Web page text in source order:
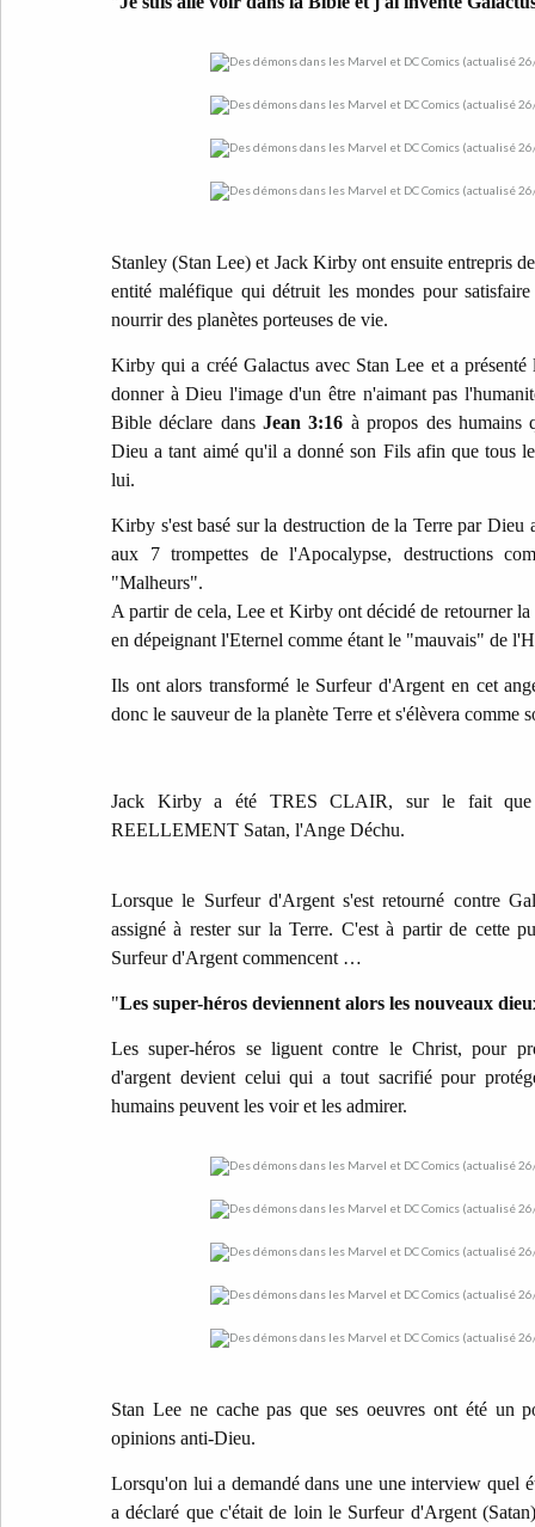
Stanley (Stan Lee) et Jack Kirby ont ensuite entrepris
entité maléfique qui détruit les mondes pour
nourrir des planètes porteuses de vie.
Kirby qui a créé Galactus avec Stan Lee et a
donner à Dieu l'image d'un être n'aimant pas
Bible déclare dansJean 3:16 à propos des humains
Dieu a tant aimé qu'il a donné son Fils afin que tous
lui.
Kirby s'est basé sur la destruction de la Terre par Dieu
aux 7 trompettes de l'Apocalypse, destructions
"Malheurs".
A partir de cela, Lee et Kirby ont décidé de retourner
en dépeignant l'Eternel comme étant le "mauvais" de
Ils ont alors transformé le Surfeur d'Argent en cet
donc le sauveur de la planète Terre et s'élèvera comme
Jack Kirby a été TRES CLAIR, sur le fait que
REELLEMENT Satan, l'Ange Déchu.
Lorsque le Surfeur d'Argent s'est retourné contre
assigné à rester sur la Terre. C'est à partir de cette
Surfeur d'Argent commencent …
"Les super-héros deviennent alors les nouveaux
Les super-héros se liguent contre le Christ, pour
d'argent devient celui qui a tout sacrifié pour
humains peuvent les voir et les admirer.
Stan Lee ne cache pas que ses oeuvres ont été un
opinions anti-Dieu.
Lorsqu'on lui a demandé dans une une interview quel
a déclaré que c'était de loin le Surfeur d'Argent